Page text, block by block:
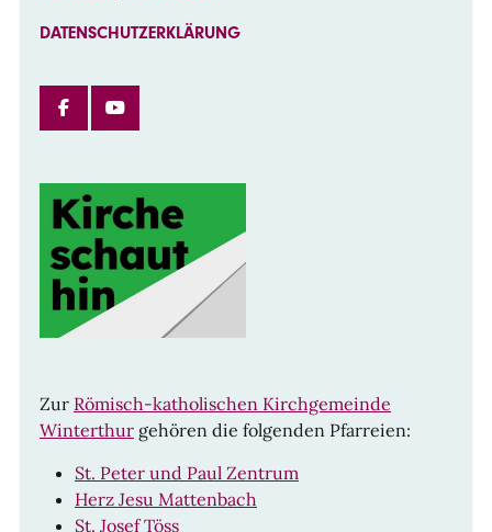
DATENSCHUTZERKLÄRUNG
FACEBOOK
INSTAGRAM
Zur Römisch-katholischen Kirchgemeinde
Winterthur gehören die folgenden Pfarreien:
St. Peter und Paul Zentrum
Herz Jesu Mattenbach
St. Josef Töss